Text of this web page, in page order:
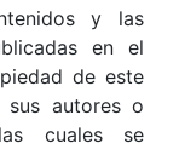
y las
en el
de este
sus autores o
cuales se